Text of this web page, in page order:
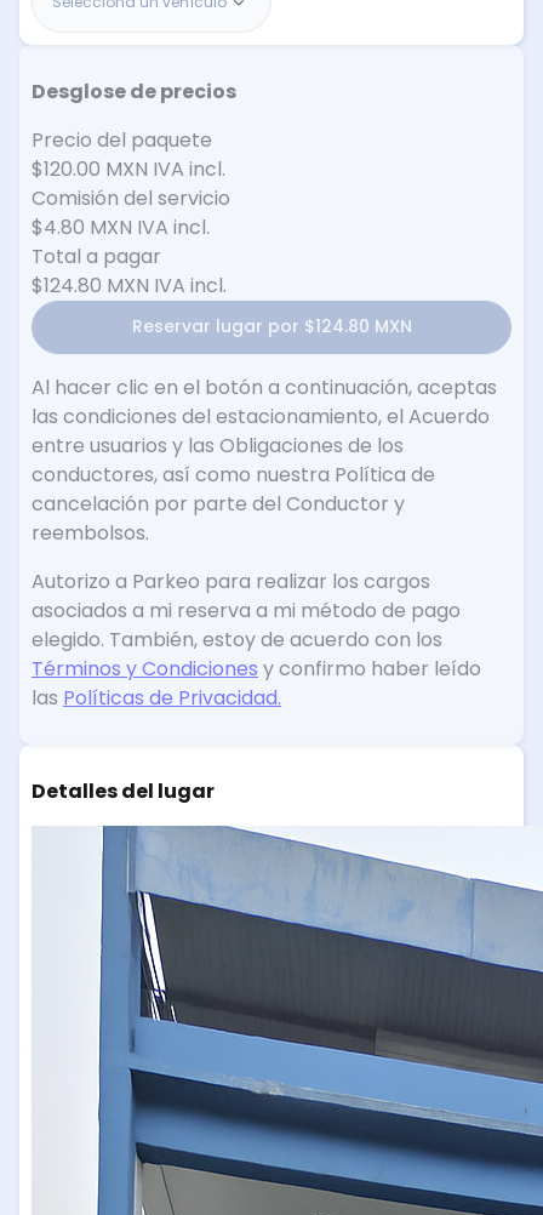
Desglose de precios
Precio del paquete
$120.00 MXN IVA incl.
Comisión del servicio
$4.80 MXN IVA incl.
Total a pagar
$124.80 MXN IVA incl.
Reservar lugar por $124.80 MXN
Al hacer clic en el botón a continuación, aceptas
las condiciones del estacionamiento, el Acuerdo
entre usuarios y las Obligaciones de los
conductores, así como nuestra Política de
cancelación por parte del Conductor y
reembolsos.
Autorizo a Parkeo para realizar los cargos
asociados a mi reserva a mi método de pago
elegido. También, estoy de acuerdo con los
Términos y Condiciones y confirmo haber leído
las Políticas de Privacidad.
Detalles del lugar